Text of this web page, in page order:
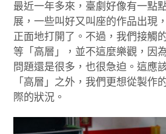
勞動誌
共誌寫手
各期目錄
索取共誌
最近一年多來，臺劇好像有一點
展，一些叫好又叫座的作品出現
正面地打開了。不過，我們接觸
等「高層」，並不這麼樂觀，因
問題還是很多，也很急迫。這應
「高層」之外，我們更想從製作
際的狀況。